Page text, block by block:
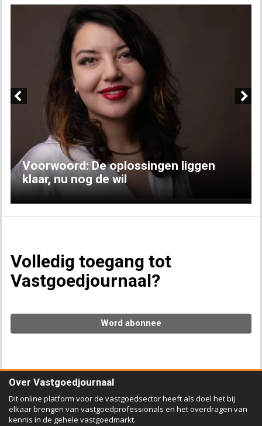
Voorwoord: De oplossingen liggen
klaar, nu nog de wil
Volledig toegang tot
Vastgoedjournaal?
Word abonnee
Over Vastgoedjournaal
Dit online platform voor de vastgoedsector heeft als doel het bij
elkaar brengen van vastgoedprofessionals en het overdragen van
kennis in de gehele vastgoedmarkt.